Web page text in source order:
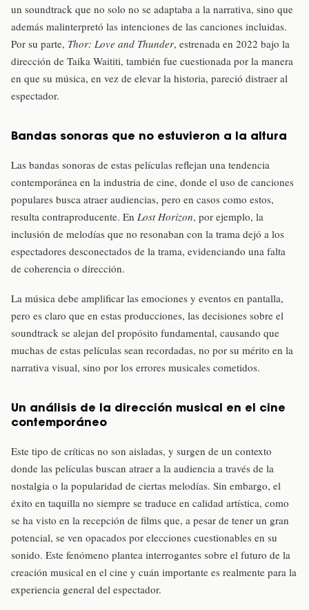
un soundtrack que no solo no se adaptaba a la narrativa, sino que
además malinterpretó las intenciones de las canciones incluidas.
Por su parte, Thor: Love and Thunder, estrenada en 2022 bajo la
dirección de Taika Waititi, también fue cuestionada por la manera
en que su música, en vez de elevar la historia, pareció distraer al
espectador.
Bandas sonoras que no estuvieron a la altura
Las bandas sonoras de estas películas reflejan una tendencia
contemporánea en la industria de cine, donde el uso de canciones
populares busca atraer audiencias, pero en casos como estos,
resulta contraproducente. En Lost Horizon, por ejemplo, la
inclusión de melodías que no resonaban con la trama dejó a los
espectadores desconectados de la trama, evidenciando una falta
de coherencia o dirección.
La música debe amplificar las emociones y eventos en pantalla,
pero es claro que en estas producciones, las decisiones sobre el
soundtrack se alejan del propósito fundamental, causando que
muchas de estas películas sean recordadas, no por su mérito en la
narrativa visual, sino por los errores musicales cometidos.
Un análisis de la dirección musical en el cine
contemporáneo
Este tipo de críticas no son aisladas, y surgen de un contexto
donde las películas buscan atraer a la audiencia a través de la
nostalgia o la popularidad de ciertas melodías. Sin embargo, el
éxito en taquilla no siempre se traduce en calidad artística, como
se ha visto en la recepción de films que, a pesar de tener un gran
potencial, se ven opacados por elecciones cuestionables en su
sonido. Este fenómeno plantea interrogantes sobre el futuro de la
creación musical en el cine y cuán importante es realmente para la
experiencia general del espectador.